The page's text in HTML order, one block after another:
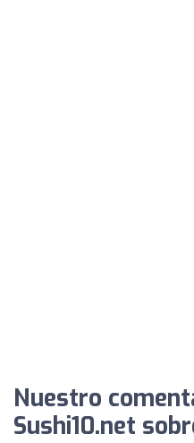
Nuestro
Sushi10.net